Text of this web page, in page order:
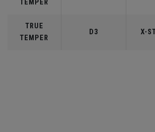
TEMPER
TRUE
TEMPER
D3 X-